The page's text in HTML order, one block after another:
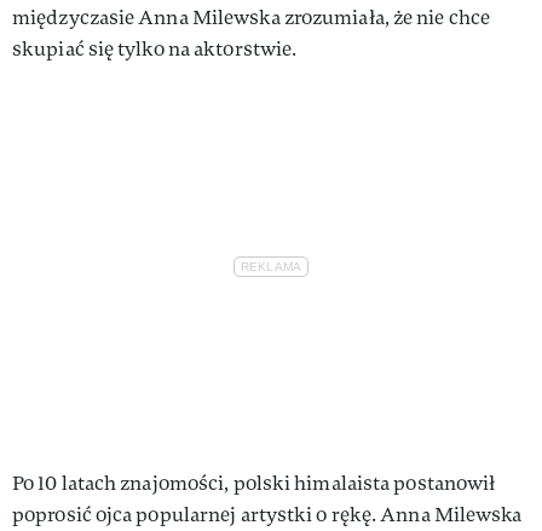
międzyczasie Anna Milewska zrozumiała, że nie chce
skupiać się tylko na aktorstwie.
Po 10 latach znajomości, polski himalaista postanowił
poprosić ojca popularnej artystki o rękę. Anna Milewska